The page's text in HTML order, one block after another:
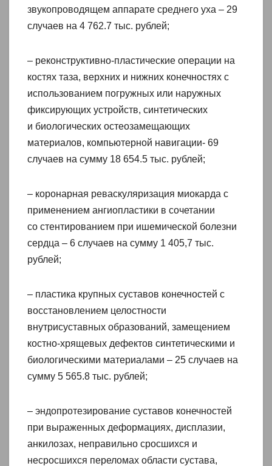
звукопроводящем аппарате среднего уха – 29
случаев на 4 762.7 тыс. рублей;
– реконструктивно-пластические операции на
костях таза, верхних и нижних конечностях с
использованием погружных или наружных
фиксирующих устройств, синтетических
и биологических остеозамещающих
материалов, компьютерной навигации- 69
случаев на сумму 18 654.5 тыс. рублей;
– коронарная реваскуляризация миокарда с
применением ангиопластики в сочетании
со стентированием при ишемической болезни
сердца – 6 случаев на сумму 1 405,7 тыс.
рублей;
– пластика крупных суставов конечностей с
восстановлением целостности
внутрисуставных образований, замещением
костно-хрящевых дефектов синтетическими и
биологическими материалами – 25 случаев на
сумму 5 565.8 тыс. рублей;
– эндопротезирование суставов конечностей
при выраженных деформациях, дисплазии,
анкилозах, неправильно сросшихся и
несросшихся переломах области сустава,